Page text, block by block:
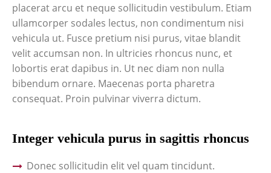
placerat arcu et neque sollicitudin vestibulum. Etiam
ullamcorper sodales lectus, non condimentum nisi
vehicula ut. Fusce pretium nisi purus, vitae blandit
velit accumsan non. In ultricies rhoncus nunc, et
lobortis erat dapibus in. Ut nec diam non nulla
bibendum ornare. Maecenas porta pharetra
consequat. Proin pulvinar viverra dictum.
Integer vehicula purus in sagittis rhoncus
Donec sollicitudin elit vel quam tincidunt.